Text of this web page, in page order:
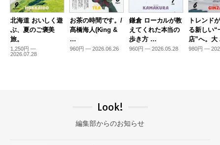
北海道 おいしく遊
ぶ、夏のご褒美
旅。
1,250円 —
2026.07.28
お茶の時間です。/
髙橋海人(King &
…
960円 — 2026.06.26
鎌倉 ローカルが教
えてくれた本当の
歩き方 …
960円 — 2026.05.28
トレンド
る新しい“
店”へ。
980円 —
Look!
編集部からのお知らせ